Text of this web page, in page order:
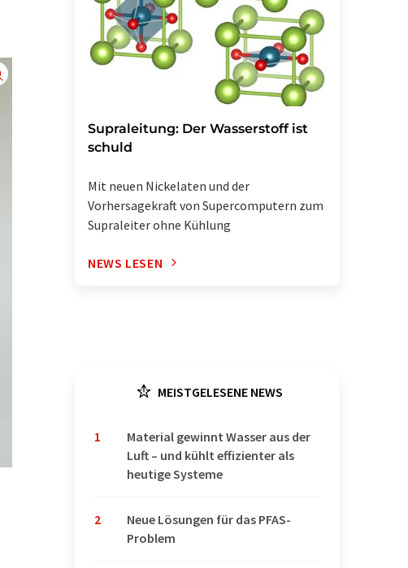
Supraleitung: Der Wasserstoff ist
schuld
Mit neuen Nickelaten und der
Vorhersagekraft von Supercomputern zum
Supraleiter ohne Kühlung
NEWS LESEN
MEISTGELESENE NEWS
1
Material gewinnt Wasser aus der
Luft – und kühlt effizienter als
heutige Systeme
2
Neue Lösungen für das PFAS-
Problem